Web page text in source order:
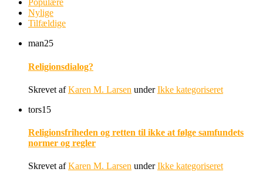
Populære
Nylige
Tilfældige
man25
Religionsdialog?
Skrevet afKaren M. Larsen underIkke kategoriseret
tors15
Religionsfriheden og retten til ikke at følge samfundets
normer og regler
Skrevet afKaren M. Larsen underIkke kategoriseret